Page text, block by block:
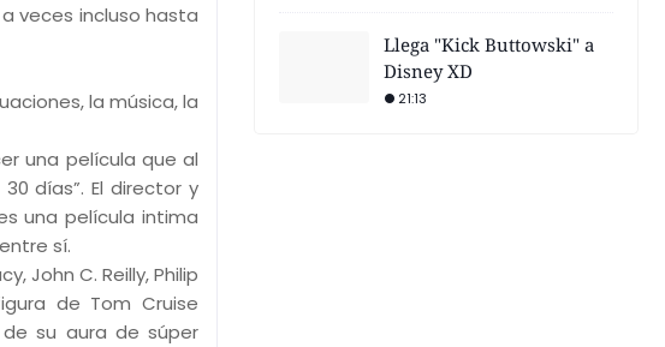
veces incluso hasta
la música, la
una película que al
días”. El director y
una película intima
sí.
John C. Reilly, Philip
de Tom Cruise
su aura de súper
Llega "Kick Buttowski" a
Disney XD
21:13